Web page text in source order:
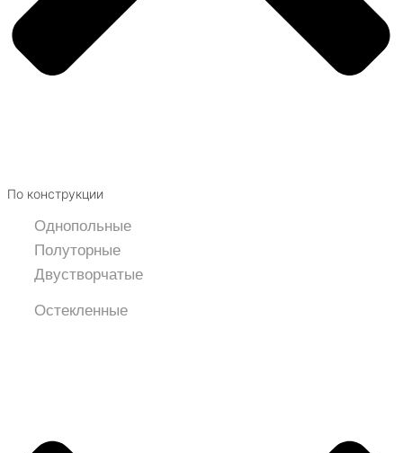
По конструкции
Однопольные
Полуторные
Двустворчатые
Остекленные